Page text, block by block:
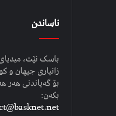
ناساندن
باسک نێت،
زانیاری جیهان و
بۆ گەیاندنی هەر
بکەن: